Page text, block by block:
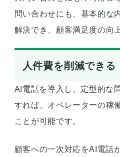
問い合わせにも、基本的な
解決でき、顧客満足度の向
人件費を削減できる
AI電話を導入し、定型的な
すれば、オペレーターの稼
ことが可能です。
顧客への一次対応をAI電話